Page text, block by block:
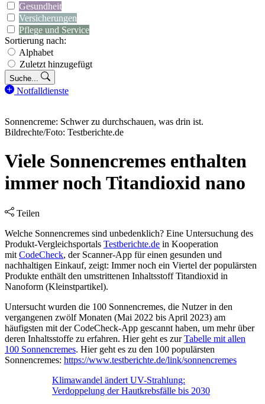
Gesundheit
Versicherungen
Pflege und Service
Sortierung nach:
Alphabet
Zuletzt hinzugefügt
Suche...
Notfalldienste
Sonnencreme: Schwer zu durchschauen, was drin ist.
Bildrechte/Foto: Testberichte.de
Viele Sonnencremes enthalten
immer noch Titandioxid nano
Teilen
Welche Sonnencremes sind unbedenklich? Eine Untersuchung des
Produkt-Vergleichsportals Testberichte.de in Kooperation
mit CodeCheck, der Scanner-App für einen gesunden und
nachhaltigen Einkauf, zeigt: Immer noch ein Viertel der populärsten
Produkte enthält den umstrittenen Inhaltsstoff Titandioxid in
Nanoform (Kleinstpartikel).
Untersucht wurden die 100 Sonnencremes, die Nutzer in den
vergangenen zwölf Monaten (Mai 2022 bis April 2023) am
häufigsten mit der CodeCheck-App gescannt haben, um mehr über
deren Inhaltsstoffe zu erfahren. Hier geht es zurTabelle mit allen
100 Sonnencremes. Hier geht es zu den 100 populärsten
Sonnencremes: https://www.testberichte.de/link/sonnencremes
Klimawandel ändert UV-Strahlung:
Verdoppelung der Hautkrebsfälle bis 2030